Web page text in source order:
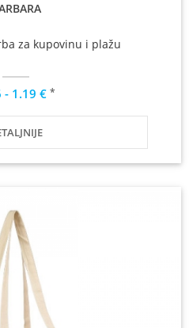
za kupovinu i plažu
- 1.19 € *